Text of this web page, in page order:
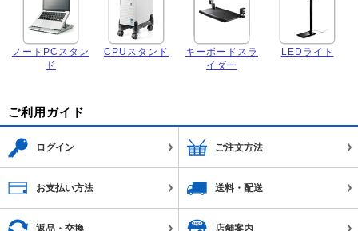
ノートPCスタン
ド
CPUスタンド
キーボードスラ
イダー
LEDライト
ご利用ガイド
ログイン ご注文方法
お支払い方法 送料・配送
返品・交換 店舗案内